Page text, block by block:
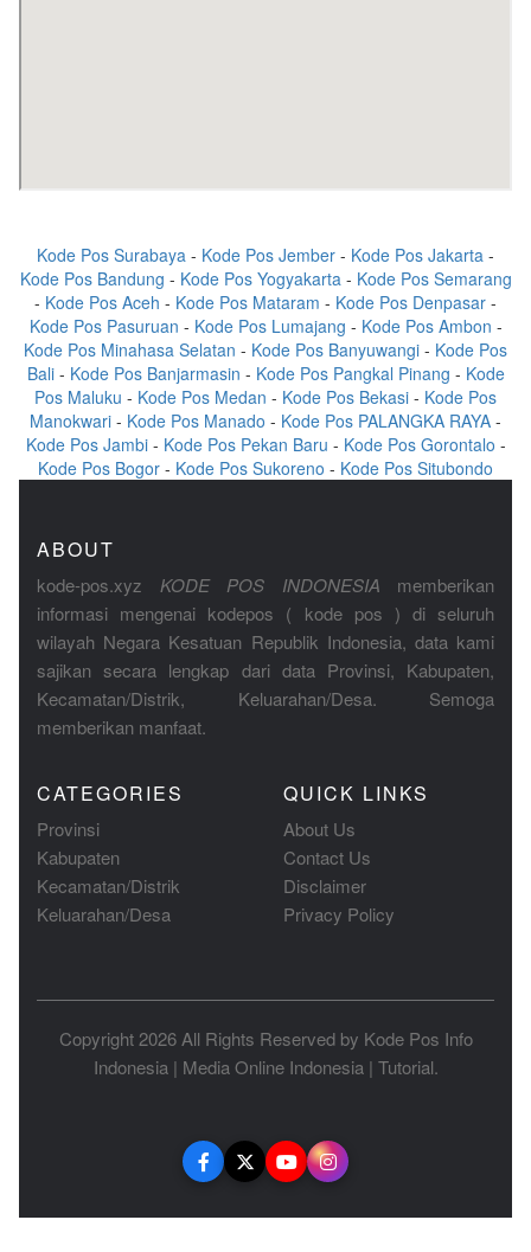
Kode Pos Surabaya - Kode Pos Jember - Kode Pos Jakarta -
Kode Pos Bandung - Kode Pos Yogyakarta- Kode Pos Semarang
- Kode Pos Aceh - Kode Pos Mataram - Kode Pos Denpasar -
Kode Pos Pasuruan - Kode Pos Lumajang - Kode Pos Ambon -
Kode Pos Minahasa Selatan - Kode Pos Banyuwangi - Kode Pos
Bali- Kode Pos Banjarmasin - Kode Pos Pangkal Pinang - Kode
Pos Maluku - Kode Pos Medan - Kode Pos Bekasi - Kode Pos
Manokwari - Kode Pos Manado - Kode Pos PALANGKA RAYA -
Kode Pos Jambi- Kode Pos Pekan Baru - Kode Pos Gorontalo -
Kode Pos Bogor - Kode Pos Sukoreno - Kode Pos Situbondo
ABOUT
kode-pos.xyz KODE POS INDONESIA memberikan
informasi mengenai kodepos ( kode pos ) di seluruh
wilayah Negara Kesatuan Republik Indonesia, data kami
sajikan secara lengkap dari data Provinsi, Kabupaten,
Kecamatan/Distrik, Keluarahan/Desa. Semoga
memberikan manfaat.
CATEGORIES
Provinsi
Kabupaten
Kecamatan/Distrik
Keluarahan/Desa
QUICK LINKS
About Us
Contact Us
Disclaimer
Privacy Policy
Copyright 2026 All Rights Reserved by Kode Pos Info
Indonesia| Media Online Indonesia| Tutorial.